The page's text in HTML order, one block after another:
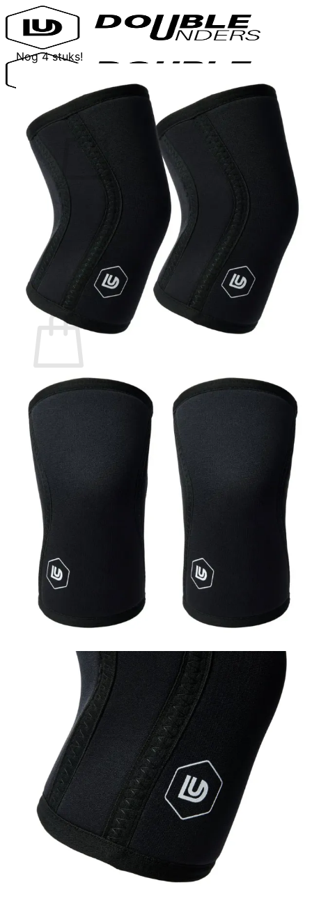
Ga
inhoud
0,00
Geen producten in de winkelwagen.
Terug naar winkel
Zoeken
naar:
Winkelwagen
Geen producten in de winkelwagen.
Nog 4 stuks!